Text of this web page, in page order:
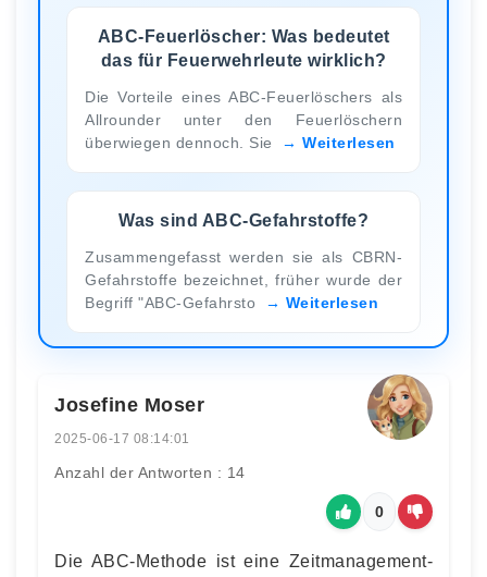
ABC-Feuerlöscher: Was bedeutet
das für Feuerwehrleute wirklich?
Die Vorteile eines ABC-Feuerlöschers als
Allrounder unter den Feuerlöschern
überwiegen dennoch. Sie
Weiterlesen
Was sind ABC-Gefahrstoffe?
Zusammengefasst werden sie als CBRN-
Gefahrstoffe bezeichnet, früher wurde der
Begriff "ABC-Gefahrsto
Weiterlesen
Josefine Moser
2025-06-17 08:14:01
Anzahl der Antworten : 14
0
Die ABC-Methode ist eine Zeitmanagement-